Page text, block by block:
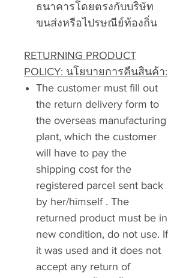
ธนาคารโดยตรงกับบริษัท
ขนส่งหรือไปรษณีย์ท้องถิ่น
RETURNING PRODUCT
POLICY: นโยบายการคืนสินค้า:
The customer must fill out
the return delivery form to
the overseas manufacturing
plant, which the customer
will have to pay the
shipping cost for the
registered parcel sent back
by her/himself . The
returned product must be in
new condition, do not use. If
it was used and it does not
accept any return of